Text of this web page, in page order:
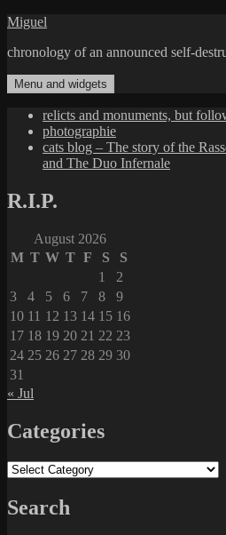
Skip
content
Miguel
chronology of an announced self-
Menu and widgets
relicts and monuments, but
photographie
cats blog – The story of the
and The Duo Infernale
R.I.P.
August 2026
M T W T F S
S
1
2
3
4 5 6 7 8
9
10 11 12 13 14 15 16
17 18 19 20 21 22 23
24 25 26 27 28 29 30
31
« Jul
Categories
Categories
Search